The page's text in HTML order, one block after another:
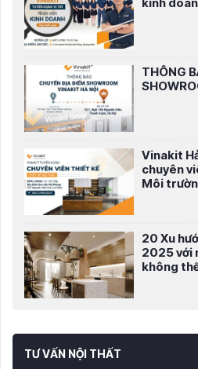
kinh
THÔNG
Vinakit
chuyên
Môi
20 Xu
2025 với
không
TƯ VẤN NỘI THẤT